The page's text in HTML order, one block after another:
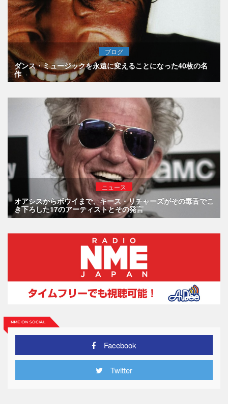
ブログ
ダンス・ミュージックを永遠に変えることになった40枚の名
作
ニュース
オアシスからボウイまで、キース・リチャーズがその毒舌でこ
き下ろした17のアーティストとその発言
Facebook
Twitter